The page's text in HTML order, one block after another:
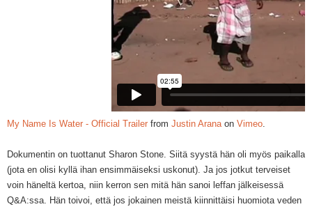
My Name Is Water - Official Trailer from Justin Arana on Vimeo
Dokumentin on tuottanut Sharon Stone. Siitä syystä hän oli myös paikalla
(jota en olisi kyllä ihan ensimmäiseksi uskonut). Ja jos jotkut terveiset
voin häneltä kertoa, niin kerron sen mitä hän sanoi leffan jälkeisessä
Q&A:ssa. Hän toivoi, että jos jokainen meistä kiinnittäisi huomiota veden